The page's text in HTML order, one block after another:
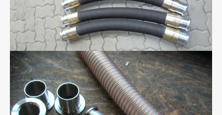
Polyurethan-Spiralschlauch